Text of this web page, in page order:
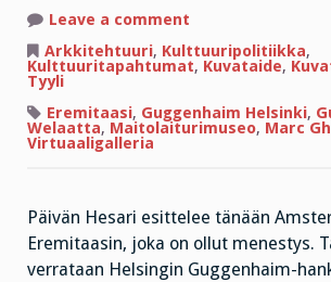
Leave a comment
Welaatta
ja
Maailmantaiteen
Arkkitehtuuri, Kulttuuripolitiikka,
Kulttuuritapahtumat, Kuvataide,
Tyyli
Eremitaasi, Guggenhaim Helsinki,
Welaatta, Maitolaiturimuseo, Marc
Virtuaaligalleria
Päivän Hesari esittelee tänään
Eremitaasin, joka on ollut menestys.
verrataan Helsingin Guggenhaim-